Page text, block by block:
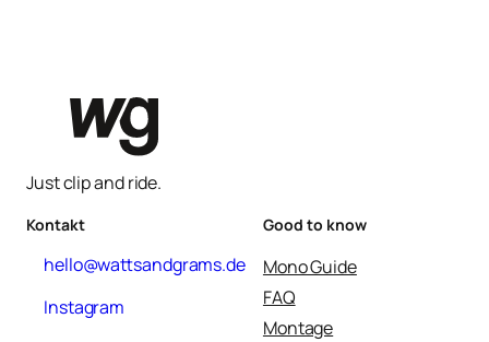
Just clip and ride.
Kontakt
hello@wattsandgrams.de
Instagram
Good to know
Mono Guide
FAQ
Montage